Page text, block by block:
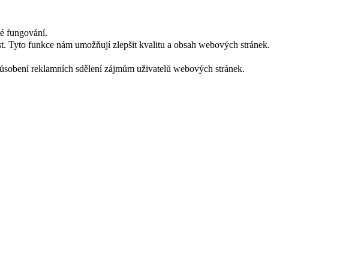
fungování.
Tyto funkce nám umožňují zlepšit kvalitu a obsah webových stránek.
reklamních sdělení zájmům uživatelů webových stránek.